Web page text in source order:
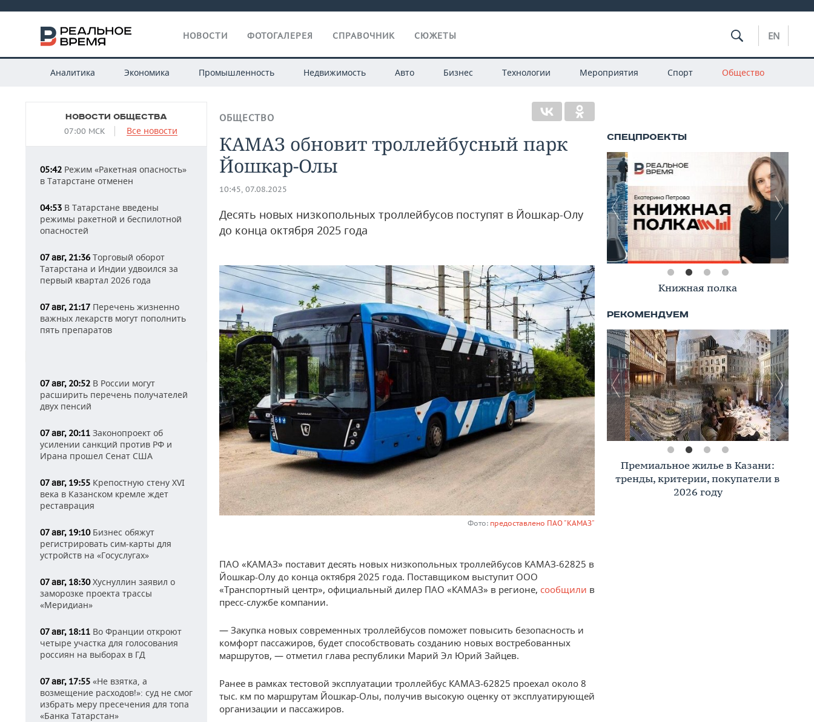
НОВОСТИ ФОТОГАЛЕРЕЯ СПРАВОЧНИК СЮЖЕТЫ EN
Аналитика Экономика Промышленность Недвижимость Авто Бизнес Технологии Мероприятия Спорт Общество
НОВОСТИ ОБЩЕСТВА
07:00 МСК Все новости
05:42 Режим «Ракетная опасность»
в Татарстане отменен
04:53 В Татарстане введены
режимы ракетной и беспилотной
опасностей
07 авг, 21:36 Торговый оборот
Татарстана и Индии удвоился за
первый квартал 2026 года
07 авг, 21:17 Перечень жизненно
важных лекарств могут пополнить
пять препаратов
07 авг, 20:52 В России могут
расширить перечень получателей
двух пенсий
07 авг, 20:11 Законопроект об
усилении санкций против РФ и
Ирана прошел Сенат США
07 авг, 19:55 Крепостную стену XVI
века в Казанском кремле ждет
реставрация
07 авг, 19:10Бизнес обяжут
регистрировать сим-карты для
устройств на «Госуслугах»
07 авг, 18:30Хуснуллин заявил о
заморозке проекта трассы
«Меридиан»
07 авг, 18:11 Во Франции откроют
четыре участка для голосования
россиян на выборах в ГД
07 авг, 17:55 «Не взятка, а
возмещение расходов!»: суд не смог
избрать меру пресечения для топа
«Банка Татарстан»
ОБЩЕСТВО
КАМАЗ обновит троллейбусный парк
Йошкар-Олы
10:45, 07.08.2025
Десять новых низкопольных троллейбусов поступят в Йошкар-Олу
до конца октября 2025 года
Фото: предоставлено ПАО "КАМАЗ"
ПАО «КАМАЗ» поставит десять новых низкопольных троллейбусов КАМАЗ-62825 в
Йошкар-Олу до конца октября 2025 года. Поставщиком выступит ООО
«Транспортный центр», официальный дилер ПАО «КАМАЗ» в регионе, сообщили в
пресс-службе компании.
— Закупка новых современных троллейбусов поможет повысить безопасность и
комфорт пассажиров, будет способствовать созданию новых востребованных
маршрутов, — отметил глава республики Марий Эл Юрий Зайцев.
Ранее в рамках тестовой эксплуатации троллейбус КАМАЗ-62825 проехал около 8
тыс. км по маршрутам Йошкар-Олы, получив высокую оценку от эксплуатирующей
организации и пассажиров.
Книжная полка
Премиальное жилье в Казани:
тренды, критерии, покупатели в
2026 году